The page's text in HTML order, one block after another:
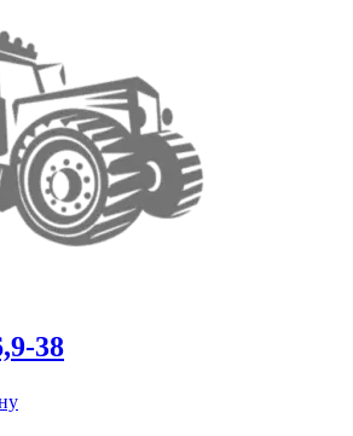
38